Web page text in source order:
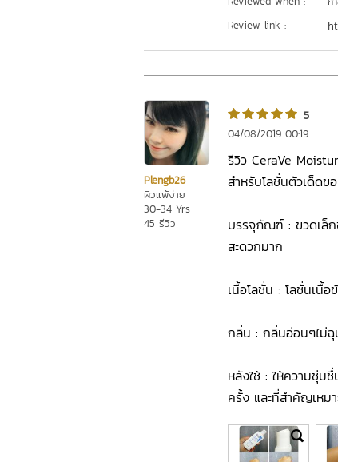
Review link :
Plengb26
ผิวแพ้ง่าย
30-34 Yrs
45 รีวิว
5
04/08/2019 00:19
รีวิว CeraVe
สำหรับโลชั่นตัวเด็ดข
บรรจุภัณฑ์ : ขวดเล็
สะดวกมาก
เนื้อโลชั่น : โลชั่นเนื้อ
กลิ่น : กลิ่นอ่อนๆไม่ฉุ
หลังใช้ : ให้ความชุ่
ครั้ง และที่สำคัญเหม